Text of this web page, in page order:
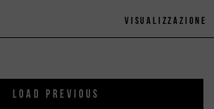
Visualizzazione
LOAD PREVIOUS